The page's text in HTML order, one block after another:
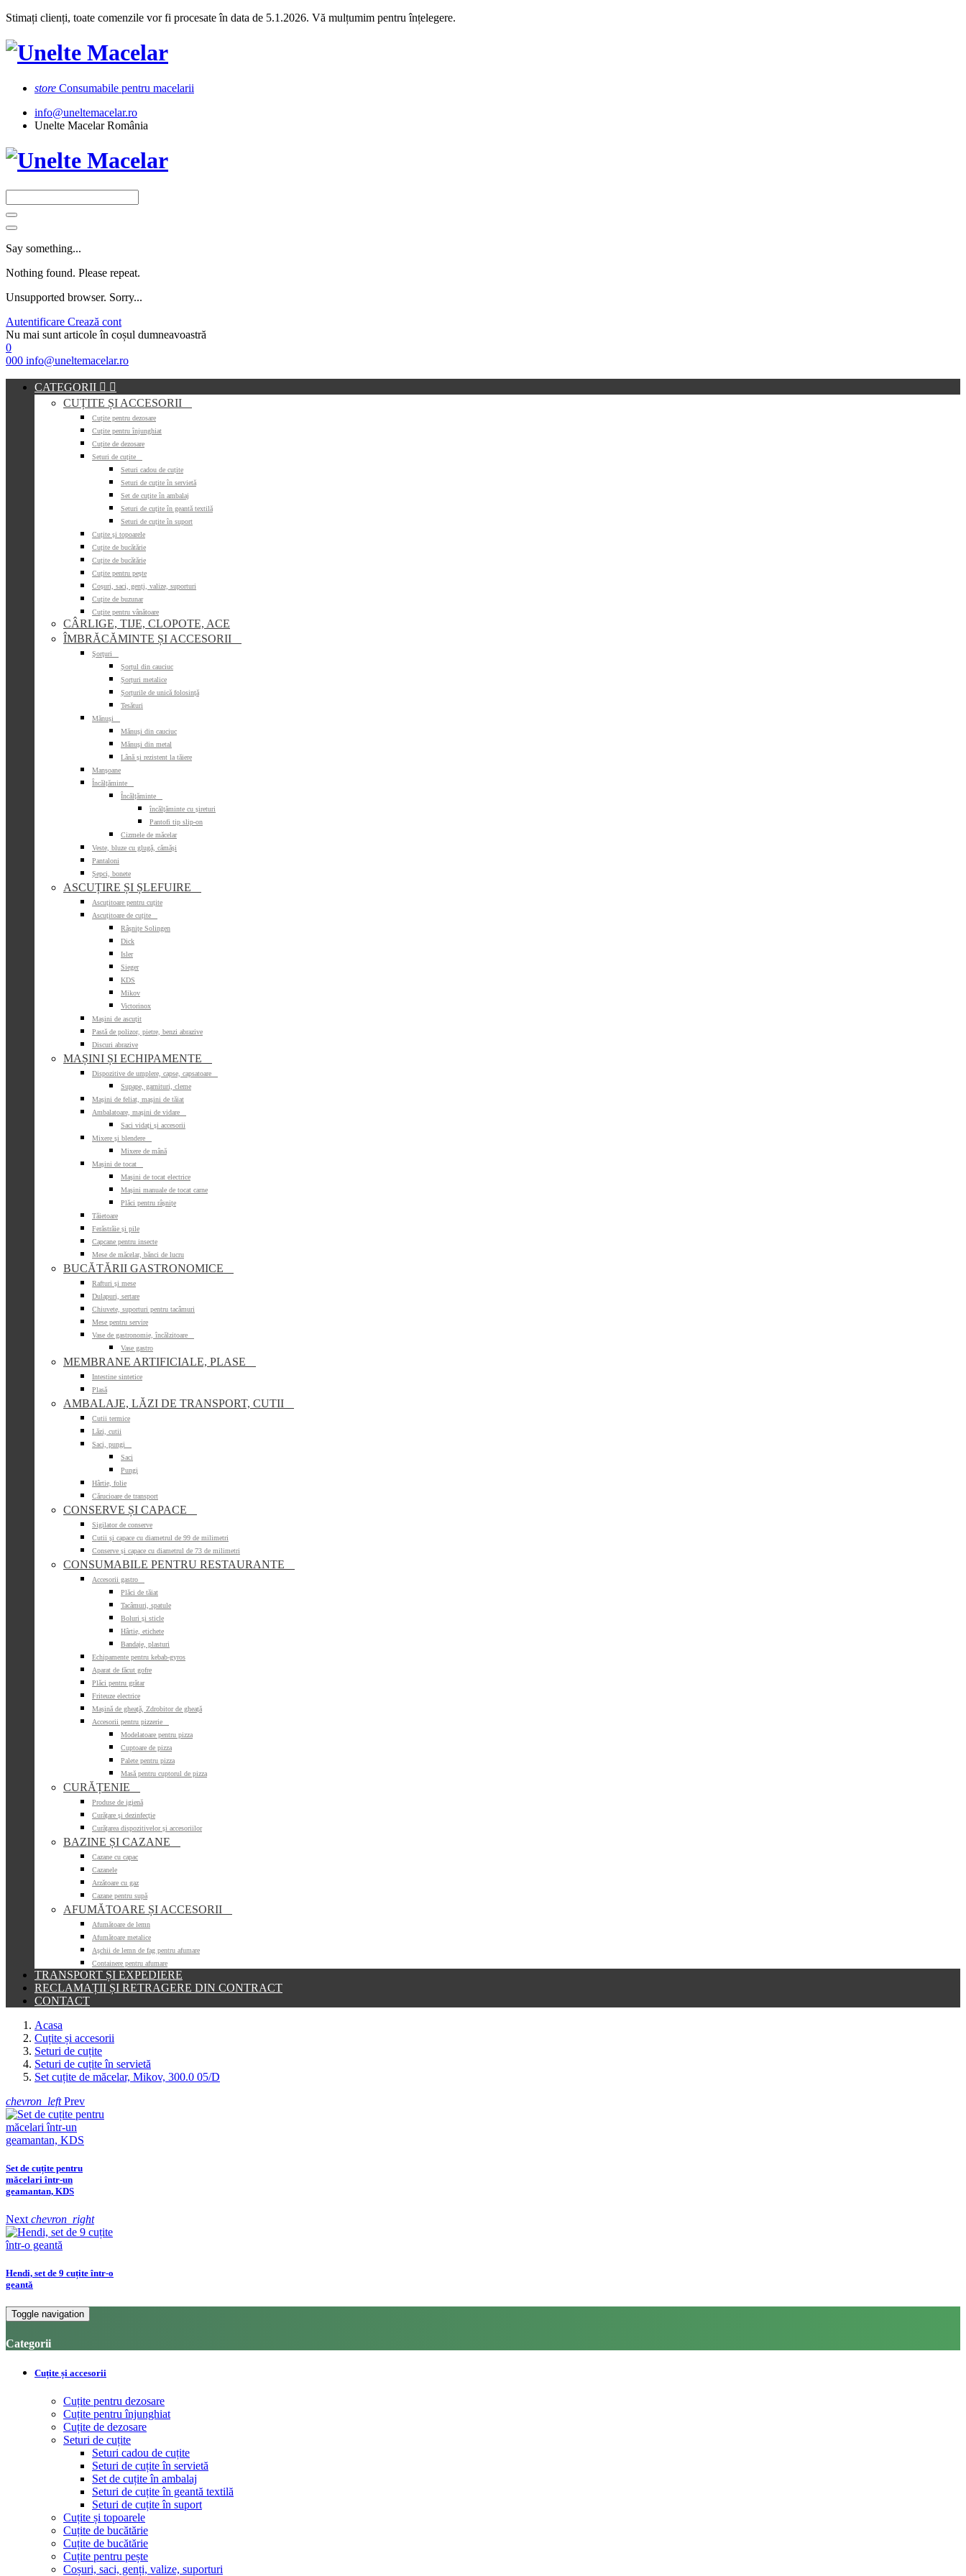
Stimați clienți, toate comenzile vor fi procesate în data de 5.1.2026. Vă mulțumim pentru înțelegere.
store Consumabile pentru macelarii
info@uneltemacelar.ro
Unelte Macelar România
Say something...
Nothing found. Please repeat.
Unsupported browser. Sorry...
Autentificare Crează cont
Nu mai sunt articole în coșul dumneavoastră
0
000 info@uneltemacelar.ro
CATEGORII  
CUȚITE ȘI ACCESORII
Cuțite pentru dezosare
Cuțite pentru înjunghiat
Cuțite de dezosare
Seturi de cuțite
Seturi cadou de cuțite
Seturi de cuțite în servietă
Set de cuțite în ambalaj
Seturi de cuțite în geantă textilă
Seturi de cuțite în suport
Cuțite și topoarele
Cuțite de bucătărie
Cuțite de bucătărie
Cuțite pentru pește
Coșuri, saci, genți, valize, suporturi
Cuțite de buzunar
Cuțite pentru vânătoare
CÂRLIGE, TIJE, CLOPOTE, ACE
ÎMBRĂCĂMINTE ȘI ACCESORII
Şorţuri
Șorțul din cauciuc
Șorțuri metalice
Șorțurile de unică folosință
Tesături
Mănuși
Mănuși din cauciuc
Mănuși din metal
Lână și rezistent la tăiere
Manșoane
Încălțăminte
Încălțăminte
încălțăminte cu șireturi
Pantofi tip slip-on
Cizmele de măcelar
Veste, bluze cu glugă, cămăși
Pantaloni
Șepci, bonete
ASCUȚIRE ȘI ȘLEFUIRE
Ascuțitoare pentru cuțite
Ascuțitoare de cuțite
Râșnițe Solingen
Dick
Isler
Sieger
KDS
Mikov
Victorinox
Mașini de ascuțit
Pastă de polizor, pietre, benzi abrazive
Discuri abrazive
MAȘINI ȘI ECHIPAMENTE
Dispozitive de umplere, capse, capsatoare
Supape, garnituri, cleme
Mașini de feliat, mașini de tăiat
Ambalatoare, mașini de vidare
Saci vidați și accesorii
Mixere și blendere
Mixere de mână
Mașini de tocat
Mașini de tocat electrice
Mașini manuale de tocat carne
Plăci pentru râșnițe
Tăietoare
Ferăstrăie și pile
Capcane pentru insecte
Mese de măcelar, bănci de lucru
BUCĂTĂRII GASTRONOMICE
Rafturi și mese
Dulapuri, sertare
Chiuvete, suporturi pentru tacâmuri
Mese pentru servire
Vase de gastronomie, încălzitoare
Vase gastro
MEMBRANE ARTIFICIALE, PLASE
Intestine sintetice
Plasă
AMBALAJE, LĂZI DE TRANSPORT, CUTII
Cutii termice
Lăzi, cutii
Saci, pungi
Saci
Pungi
Hârtie, folie
Cărucioare de transport
CONSERVE ȘI CAPACE
Sigilator de conserve
Cutii și capace cu diametrul de 99 de milimetri
Conserve și capace cu diametrul de 73 de milimetri
CONSUMABILE PENTRU RESTAURANTE
Accesorii gastro
Plăci de tăiat
Tacâmuri, spatule
Boluri și sticle
Hârtie, etichete
Bandaje, plasturi
Echipamente pentru kebab-gyros
Aparat de făcut gofre
Plăci pentru grătar
Friteuze electrice
Mașină de gheață, Zdrobitor de gheață
Accesorii pentru pizzerie
Modelatoare pentru pizza
Cuptoare de pizza
Palete pentru pizza
Masă pentru cuptorul de pizza
CURĂȚENIE
Produse de igienă
Curățare și dezinfecție
Curățarea dispozitivelor și accesoriilor
BAZINE ȘI CAZANE
Cazane cu capac
Cazanele
Arzătoare cu gaz
Cazane pentru supă
AFUMĂTOARE ȘI ACCESORII
Afumătoare de lemn
Afumătoare metalice
Așchii de lemn de fag pentru afumare
Containere pentru afumare
TRANSPORT ȘI EXPEDIERE
RECLAMAȚII ȘI RETRAGERE DIN CONTRACT
CONTACT
Acasa
Cuțite și accesorii
Seturi de cuțite
Seturi de cuțite în servietă
Set cuțite de măcelar, Mikov, 300.0 05/D
chevron_leftPrev
Set de cuțite pentru
măcelari într-un
geamantan, KDS
Next chevron_right
Hendi, set de 9 cuțite într-o
geantă
Toggle navigation
Categorii
Cuțite și accesorii
Cuțite pentru dezosare
Cuțite pentru înjunghiat
Cuțite de dezosare
Seturi de cuțite
Seturi cadou de cuțite
Seturi de cuțite în servietă
Set de cuțite în ambalaj
Seturi de cuțite în geantă textilă
Seturi de cuțite în suport
Cuțite și topoarele
Cuțite de bucătărie
Cuțite de bucătărie
Cuțite pentru pește
Coșuri, saci, genți, valize, suporturi